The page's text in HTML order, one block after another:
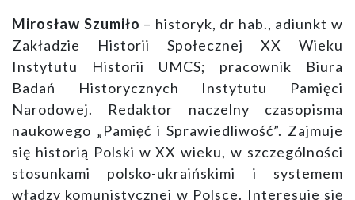
Mirosław Szumiło – historyk, dr hab., adiunkt w
Zakładzie Historii Społecznej XX Wieku
Instytutu Historii UMCS; pracownik Biura
Badań Historycznych Instytutu Pamięci
Narodowej. Redaktor naczelny czasopisma
naukowego „Pamięć i Sprawiedliwość”. Zajmuje
się historią Polski w XX wieku, w szczególności
stosunkami polsko-ukraińskimi i systemem
władzy komunistycznej w Polsce. Interesuje się